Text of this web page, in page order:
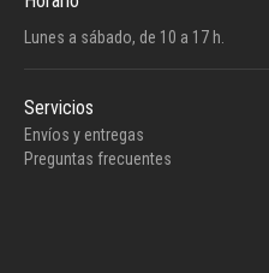
Lunes a sábado, de 10 a 17 h.
Servicios
Envíos y entregas
Preguntas frecuentes